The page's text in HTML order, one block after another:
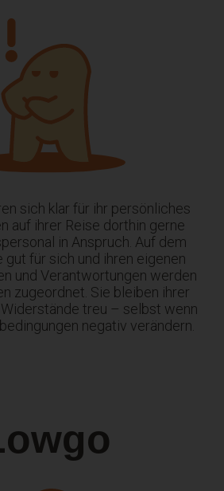
sich klar für ihr persönliches
auf ihrer Reise dorthin gerne
in Anspruch. Auf dem
gut für sich und ihren eigenen
und Verantwortungen werden
zugeordnet. Sie bleiben ihrer
treu – selbst wenn
negativ verändern.